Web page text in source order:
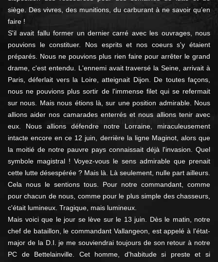
siège. Des vivres, des munitions, du carburant à ne savoir qu’en
faire !
S'il avait fallu former un dernier carré avec les ouvrages, nous
pouvions le constituer. Nos esprits et nos coeurs s'y étaient
préparés. Nous ne pouvions plus rien faire pour arrêter le grand
drame, c'est entendu. L'ennemi avait traversé la Seine, arrivait à
Paris, déferlait vers la Loire, atteignait Dijon. De toutes façons,
nous ne pouvions plus sortir de l'immense filet qui se refermait
sur nous. Mais nous étions là, sur une position admirable. Nous
allions aider nos camarades enterrés et nous allions tenir avec
eux. Nous allions défendre notre Lorraine, miraculeusement
intacte encore en ce 12 juin, derrière la ligne Maginot, alors que
la moitié de notre pauvre pays connaissait déjà l'invasion. Quel
symbole magistral ! Voyez-vous le sens admirable que prenait
cette lutte désespérée ? Mais là. Là seulement, nulle part ailleurs.
Cela nous le sentions tous. Pour notre commandant, comme
pour chacun de nous, comme pour le plus simple des chasseurs,
c'était lumineux. Tragique, mais lumineux.
Mais voici que le jour se lève sur le 13 juin. Dès le matin, notre
chef de bataillon, le commandant Vallangeon, est appelé à l'état-
major de la D.I. je me souviendrai toujours de son retour à notre
PC de Bettelainville. Cet homme, d'habitude si preste et si